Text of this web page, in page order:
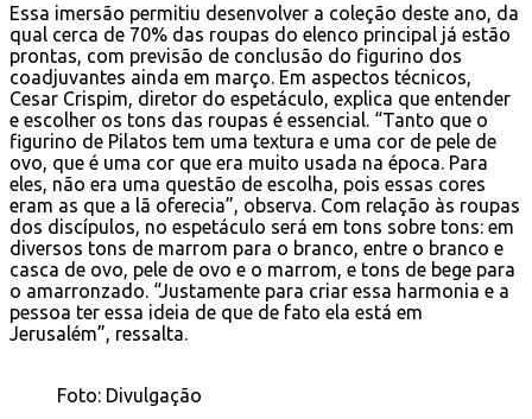
Essa imersão permitiu desenvolver a coleção deste ano, da
qual cerca de 70% das roupas do elenco principal já estão
prontas, com previsão de conclusão do figurino dos
coadjuvantes ainda em março. Em aspectos técnicos,
Cesar Crispim, diretor do espetáculo, explica que entender
e escolher os tons das roupas é essencial. “Tanto que o
figurino de Pilatos tem uma textura e uma cor de pele de
ovo, que é uma cor que era muito usada na época. Para
eles, não era uma questão de escolha, pois essas cores
eram as que a lã oferecia”, observa. Com relação às roupas
dos discípulos, no espetáculo será em tons sobre tons: em
diversos tons de marrom para o branco, entre o branco e
casca de ovo, pele de ovo e o marrom, e tons de bege para
o amarronzado. “Justamente para criar essa harmonia e a
pessoa ter essa ideia de que de fato ela está em
Jerusalém”, ressalta.
Foto: Divulgação